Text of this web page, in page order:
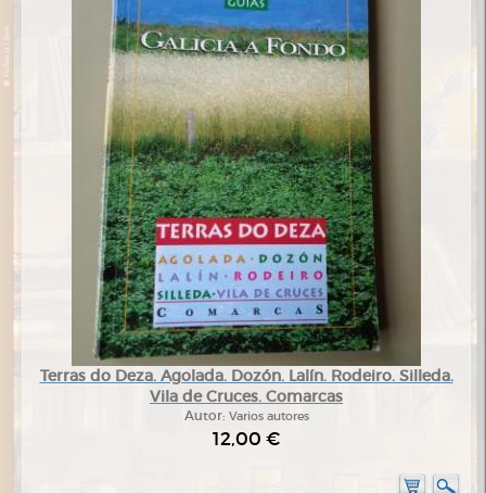
Terras do Deza. Agolada. Dozón. Lalín. Rodeiro. Silleda.
Vila de Cruces. Comarcas
Autor: Varios autores
12,00 €